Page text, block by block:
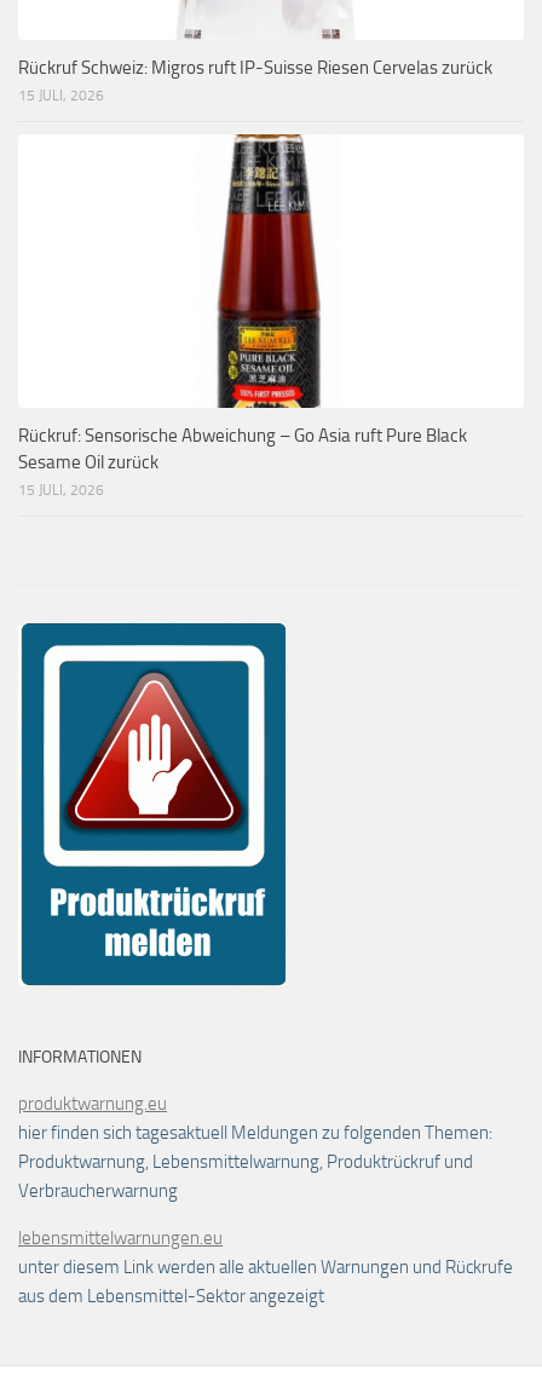
Rückruf Schweiz: Migros ruft IP-Suisse Riesen Cervelas zurück
15 JULI, 2026
Rückruf: Sensorische Abweichung – Go Asia ruft Pure Black
Sesame Oil zurück
15 JULI, 2026
INFORMATIONEN
produktwarnung.eu
hier finden sich tagesaktuell Meldungen zu folgenden Themen:
Produktwarnung, Lebensmittelwarnung, Produktrückruf und
Verbraucherwarnung
lebensmittelwarnungen.eu
unter diesem Link werden alle aktuellen Warnungen und Rückrufe
aus dem Lebensmittel-Sektor angezeigt